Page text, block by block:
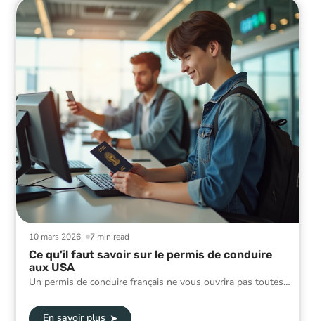
7 min read
10 mars 2026
Ce qu’il faut savoir sur le permis de conduire
aux USA
Un permis de conduire français ne vous ouvrira pas toutes…
En savoir plus